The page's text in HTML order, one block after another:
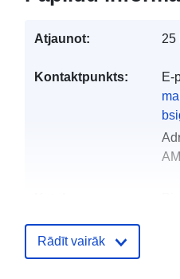
Atjaunot: 25
Kontaktpunkts:
E-
Rādīt vairāk